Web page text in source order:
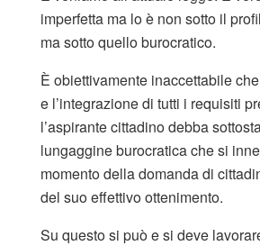
imperfetta ma lo è non sotto il
ma sotto quello burocratico.
È obiettivamente inaccettabile
e l’integrazione di tutti i requisiti
l’aspirante cittadino debba
lungaggine burocratica che si
momento della domanda di
del suo effettivo ottenimento.
Su questo si può e si deve